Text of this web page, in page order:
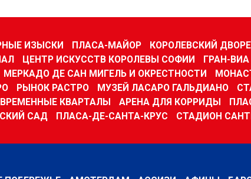
ИЗЫСКИ ПЛАСА-МАЙОР КОРОЛЕВСКИЙ
ЦЕНТР ИСКУССТВ КОРОЛЕВЫ СОФИИ ГРАН-ВИА
МЕРКАДО ДЕ САН МИГЕЛЬ И ОКРЕСТНОСТИ
РЫНОК РАСТРО МУЗЕЙ ЛАСАРО ГАЛЬДИАНО
КВАРТАЛЫ АРЕНА ДЛЯ КОРРИДЫ
САД ПЛАСА-ДЕ-САНТА-КРУС СТАДИОН